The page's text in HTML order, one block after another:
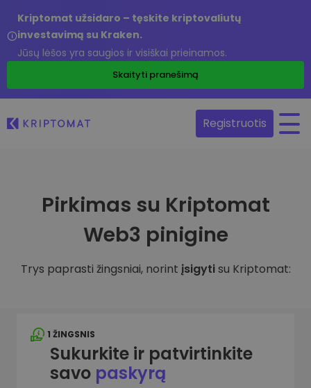
Kriptomat užsidaro – tęskite kriptovaliutų
investavimą su Kraken.
Jūsų lėšos yra saugios ir visiškai prieinamos.
Skaityti pranešimą
Registruotis
Pirkimas su Kriptomat
Web3 pinigine
Trys paprasti žingsniai, norint įsigytisu Kriptomat:
1 ŽINGSNIS
Sukurkite ir patvirtinkite
savo paskyrą